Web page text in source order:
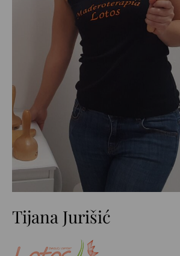
Tijana Jurišić